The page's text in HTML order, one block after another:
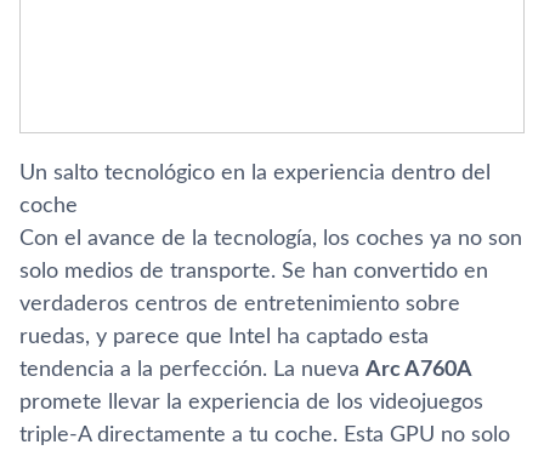
Un salto tecnológico en la experiencia dentro del
coche
Con el avance de la tecnología, los coches ya no son
solo medios de transporte. Se han convertido en
verdaderos centros de entretenimiento sobre
ruedas, y parece que Intel ha captado esta
tendencia a la perfección. La nueva Arc A760A
promete llevar la experiencia de los videojuegos
triple-A directamente a tu coche. Esta GPU no solo